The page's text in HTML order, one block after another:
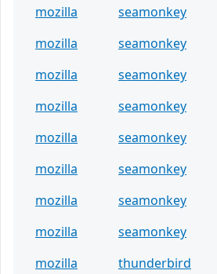
mozilla
seamonkey
mozilla
seamonkey
mozilla
seamonkey
mozilla
seamonkey
mozilla
seamonkey
mozilla
seamonkey
mozilla
seamonkey
mozilla
seamonkey
mozilla
thunderbird